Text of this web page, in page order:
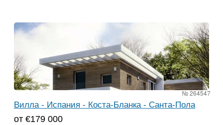
№ 264547
Вилла - Испания - Коста-Бланка - Санта-Пола
от €179 000